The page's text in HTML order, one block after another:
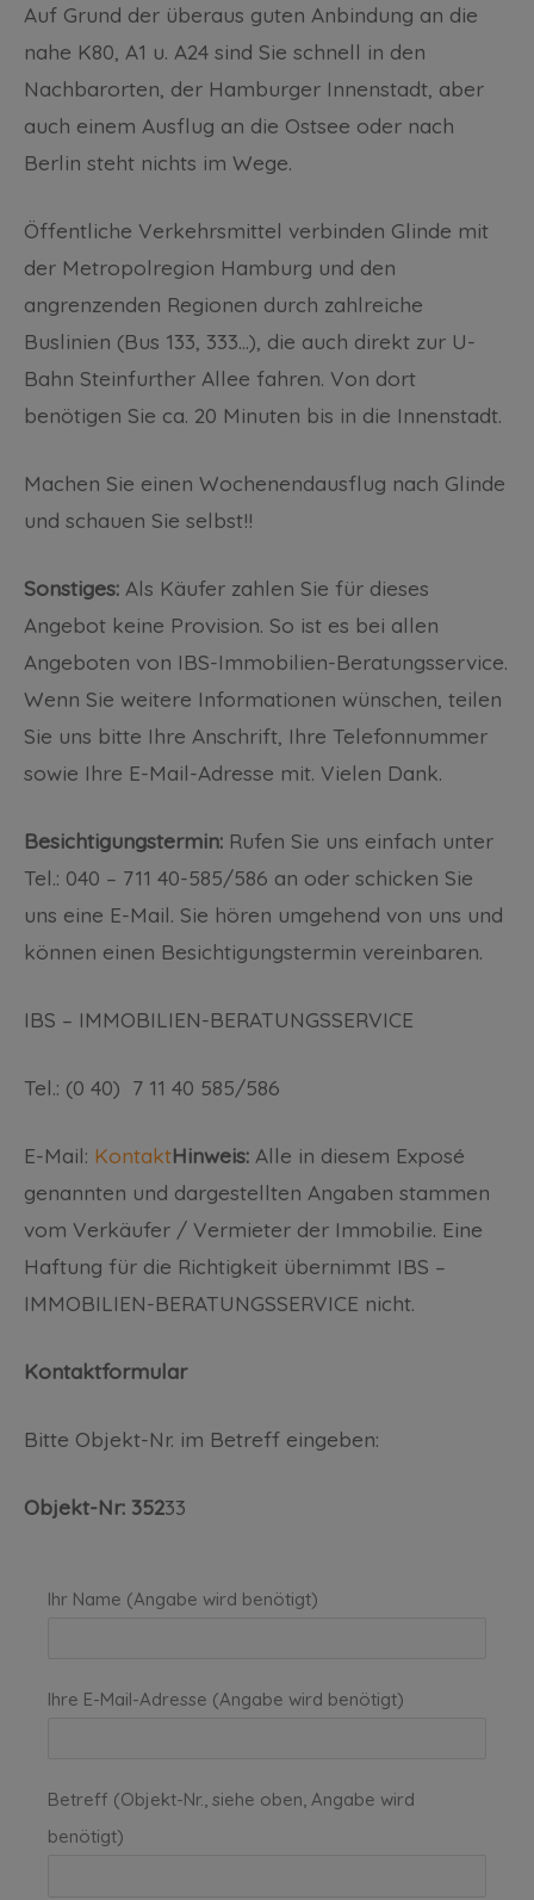
Auf Grund der überaus guten Anbindung an die
nahe K80, A1 u. A24 sind Sie schnell in den
Nachbarorten, der Hamburger Innenstadt, aber
auch einem Ausflug an die Ostsee oder nach
Berlin steht nichts im Wege.
Öffentliche Verkehrsmittel verbinden Glinde mit
der Metropolregion Hamburg und den
angrenzenden Regionen durch zahlreiche
Buslinien (Bus 133, 333…), die auch direkt zur U-
Bahn Steinfurther Allee fahren. Von dort
benötigen Sie ca. 20 Minuten bis in die Innenstadt.
Machen Sie einen Wochenendausflug nach Glinde
und schauen Sie selbst!!
Sonstiges: Als Käufer zahlen Sie für dieses
Angebot keine Provision. So ist es bei allen
Angeboten von IBS-Immobilien-Beratungsservice.
Wenn Sie weitere Informationen wünschen, teilen
Sie uns bitte Ihre Anschrift, Ihre Telefonnummer
sowie Ihre E-Mail-Adresse mit. Vielen Dank.
Besichtigungstermin: Rufen Sie uns einfach unter
Tel.: 040 – 711 40-585/586 an oder schicken Sie
uns eine E-Mail. Sie hören umgehend von uns und
können einen Besichtigungstermin vereinbaren.
IBS – IMMOBILIEN-BERATUNGSSERVICE
Tel.: (0 40) 7 11 40 585/586
E-Mail: KontaktHinweis: Alle in diesem Exposé
genannten und dargestellten Angaben stammen
vom Verkäufer / Vermieter der Immobilie. Eine
Haftung für die Richtigkeit übernimmt IBS –
IMMOBILIEN-BERATUNGSSERVICE nicht.
Kontaktformular
Bitte Objekt-Nr. im Betreff eingeben:
Objekt-Nr: 35233
Ihr Name (Angabe wird benötigt)
Ihre E-Mail-Adresse (Angabe wird benötigt)
Betreff (Objekt-Nr., siehe oben, Angabe wird
benötigt)